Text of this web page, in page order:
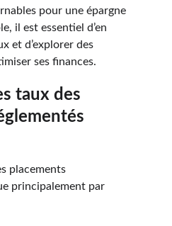
pour une épargne
il est essentiel d’en
et d’explorer des
ses finances.
taux des
placements
principalement par